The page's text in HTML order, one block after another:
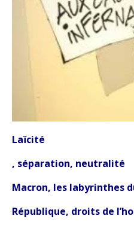
Laïcité
, séparation, neutralité
Macron, les labyrinthes
République, droits de